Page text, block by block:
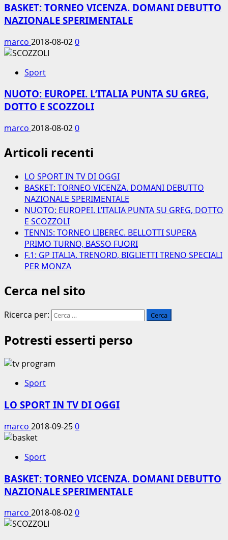
BASKET: TORNEO VICENZA. DOMANI DEBUTTO
NAZIONALE SPERIMENTALE
marco 2018-08-020
Sport
NUOTO: EUROPEI. L’ITALIA PUNTA SU GREG,
DOTTO E SCOZZOLI
marco 2018-08-020
Articoli recenti
LO SPORT IN TV DI OGGI
BASKET: TORNEO VICENZA. DOMANI DEBUTTO
NAZIONALE SPERIMENTALE
NUOTO: EUROPEI. L’ITALIA PUNTA SU GREG, DOTTO
E SCOZZOLI
TENNIS: TORNEO LIBEREC. BELLOTTI SUPERA
PRIMO TURNO, BASSO FUORI
F.1: GP ITALIA. TRENORD, BIGLIETTI TRENO SPECIALI
PER MONZA
Cerca nel sito
Ricerca per:
Potresti esserti perso
Sport
LO SPORT IN TV DI OGGI
marco 2018-09-250
Sport
BASKET: TORNEO VICENZA. DOMANI DEBUTTO
NAZIONALE SPERIMENTALE
marco 2018-08-020